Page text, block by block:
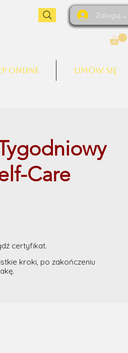
Zaloguj się
Online Umów się
Care
certyfikat.
kroki, po zakończeniu